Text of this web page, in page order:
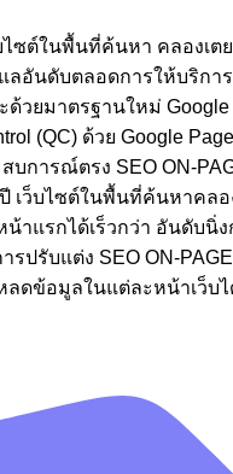
ซต์ในพื้นที่ค้นหา คลองเต
อันดับตลอดการให้บริการ
ด้วยมาตรฐานใหม่ Google
(QC) ด้วย Google
การณ์ตรง SEO ON-
เว็บไซต์ในพื้นที่ค้นหาคลอ
าแรกได้เร็วกว่า อันดับนิ่
รปรับแต่ง SEO ON-
ดข้อมูลในแต่ละหน้าเว็บไ